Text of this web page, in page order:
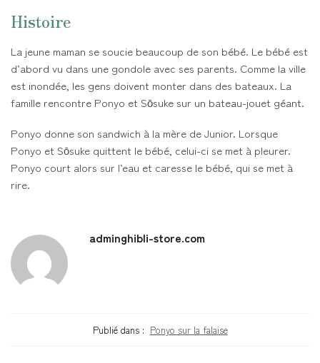
Histoire
La jeune maman se soucie beaucoup de son bébé. Le bébé est
d’abord vu dans une gondole avec ses parents. Comme la ville
est inondée, les gens doivent monter dans des bateaux. La
famille rencontre Ponyo et Sōsuke sur un bateau-jouet géant.
Ponyo donne son sandwich à la mère de Junior. Lorsque
Ponyo et Sōsuke quittent le bébé, celui-ci se met à pleurer.
Ponyo court alors sur l’eau et caresse le bébé, qui se met à
rire.
adminghibli-store.com
Publié dans : Ponyo sur la falaise